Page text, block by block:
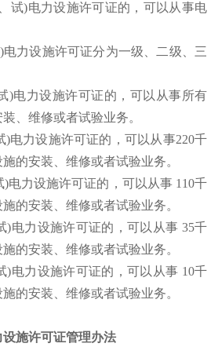
试)电力设施许可证的，可以从事电
力设施许可证分为一级、二级、三
)电力设施许可证的，可以从事所有
、维修或者试验业务。
电力设施许可证的，可以从事220千
的安装、维修或者试验业务。
电力设施许可证的，可以从事 110千
的安装、维修或者试验业务。
电力设施许可证的，可以从事 35千
的安装、维修或者试验业务。
电力设施许可证的，可以从事 10千
的安装、维修或者试验业务。
施许可证管理办法